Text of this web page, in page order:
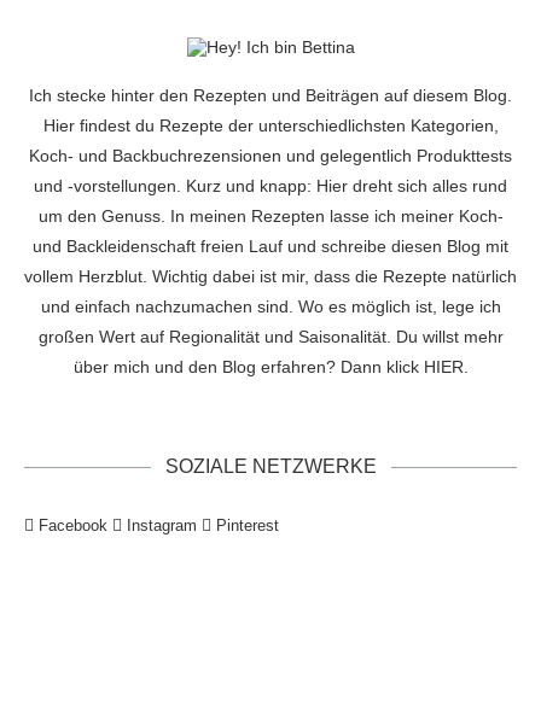
Ich stecke hinter den Rezepten und Beiträgen auf diesem Blog.
Hier findest du Rezepte der unterschiedlichsten Kategorien,
Koch- und Backbuchrezensionen und gelegentlich Produkttests
und -vorstellungen. Kurz und knapp: Hier dreht sich alles rund
um den Genuss. In meinen Rezepten lasse ich meiner Koch-
und Backleidenschaft freien Lauf und schreibe diesen Blog mit
vollem Herzblut. Wichtig dabei ist mir, dass die Rezepte natürlich
und einfach nachzumachen sind. Wo es möglich ist, lege ich
großen Wert auf Regionalität und Saisonalität. Du willst mehr
über mich und den Blog erfahren? Dann klick HIER
SOZIALE NETZWERKE
Facebook Instagram Pinterest